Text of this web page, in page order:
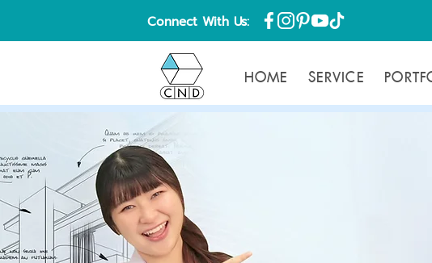
Connect With Us:
HOME SERVICE